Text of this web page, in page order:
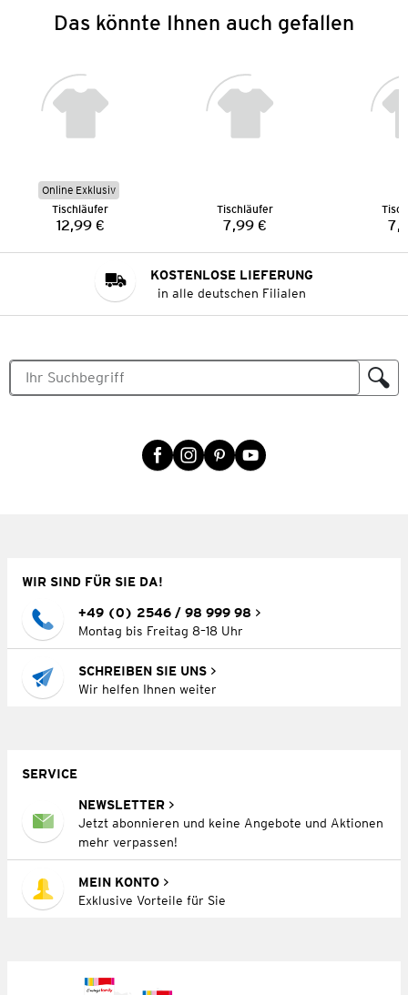
Das könnte Ihnen auch gefallen
Online Exklusiv
Tischläufer
Preis:
12,99 €
Tischläufer
Preis:
7,99 €
KOSTENLOSE LIEFERUNG
in alle deutschen Filialen
WIR SIND FÜR SIE DA!
+49 (0) 2546 / 98 999 98
Montag bis Freitag 8–18 Uhr
SCHREIBEN SIE UNS
Wir helfen Ihnen weiter
SERVICE
NEWSLETTER
Jetzt abonnieren und keine Angebote und Aktionen
mehr verpassen!
MEIN KONTO
Exklusive Vorteile für Sie